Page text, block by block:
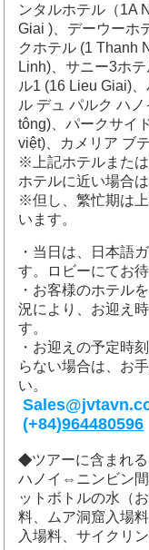
ンタルホテル（1A
Giai )、デーウーホ
クホテル (1 Thanh
Linh)、サニー3ホ
ル1 (16 Lieu Giai)
ル デュ パルク ハ
tông)、パークサイ
việt)、カメリア ブ
※上記ホテルまた
ホテルに近い場合
※但し、繁忙期は
います。
・当日は、日本語
す。ロビーにてお
・お客様のホテル
況により、お迎え
す。
・お迎えの予定時
らない場合は、お
い。
(+84)964480596
◆ツアーに含まれ
ハノイ⇔ニンビン
ットボトルの水（
料、ムア洞窟入場
入場料 、サイクリ